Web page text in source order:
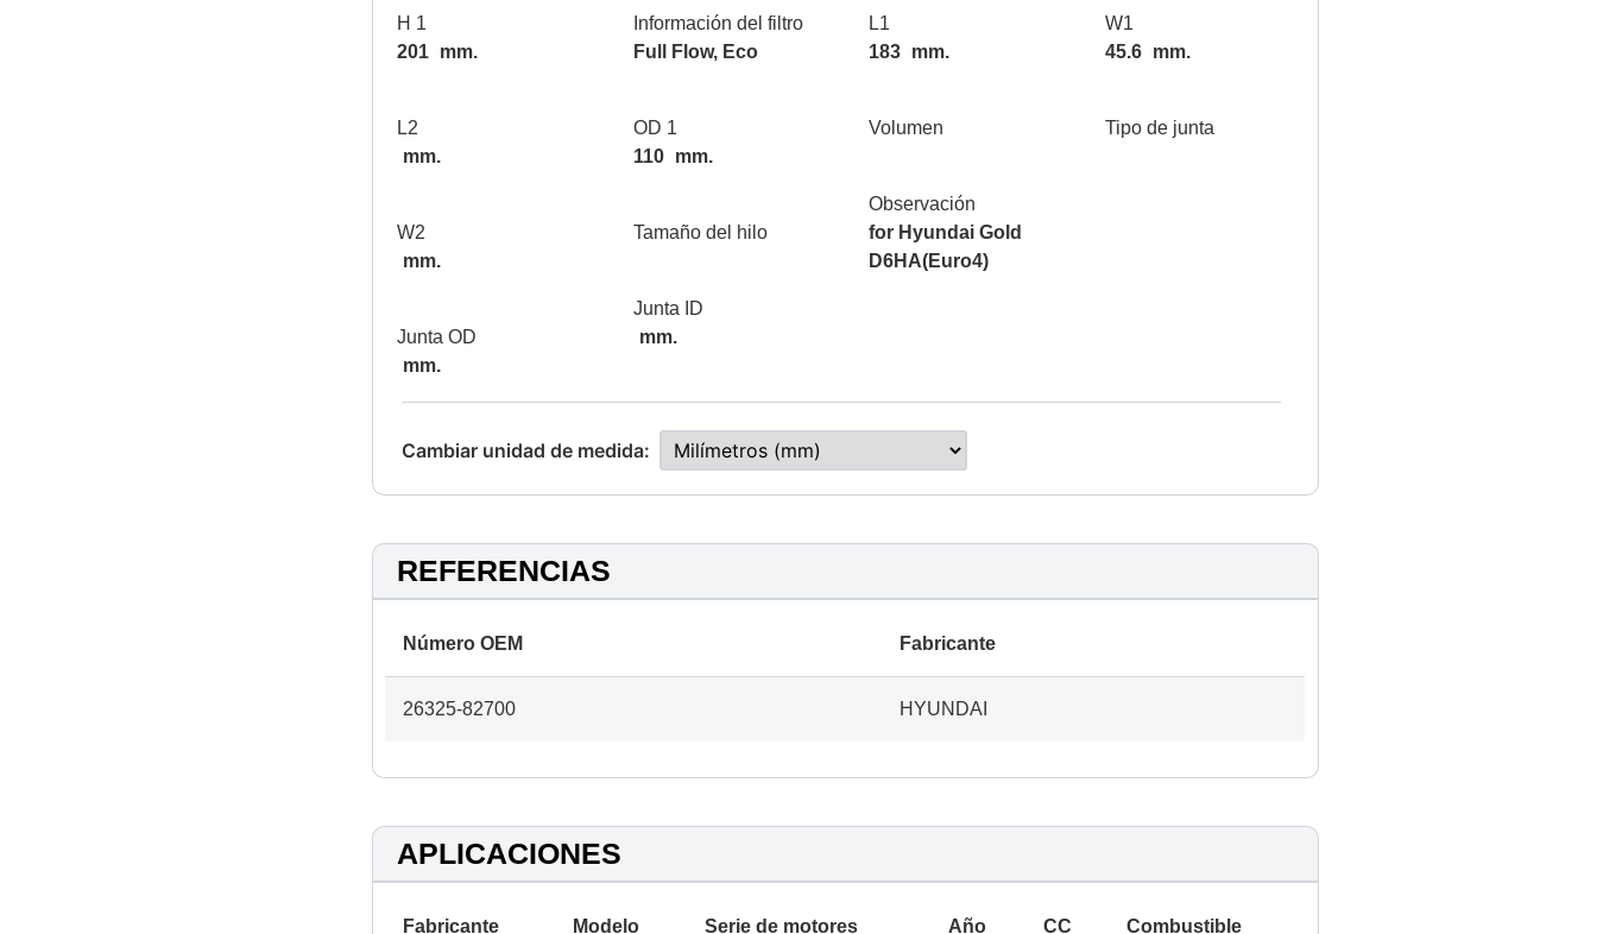
H 1
201 mm.
L2
mm.
W2
mm.
Junta OD
mm.
Información del filtro
Full Flow, Eco
OD 1
110
mm.
Tamaño del hilo
Junta ID
mm.
L1
183 mm.
Volumen
Observación
for Hyundai Gold
D6HA(Euro4)
W1
45.6 mm.
Tipo de junta
Cambiar unidad de medida:
REFERENCIAS
Número OEM Fabricante
26325-82700 HYUNDAI
APLICACIONES
Fabricante Modelo Serie de motores Año CC Combustible